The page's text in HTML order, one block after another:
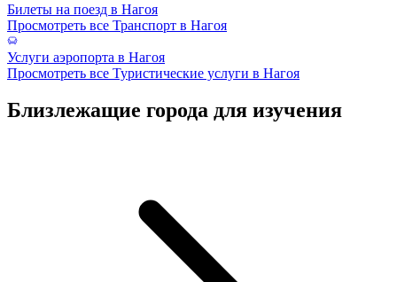
Билеты на поезд в Нагоя
Просмотреть все Транспорт в Нагоя
Услуги аэропорта в Нагоя
Просмотреть все Туристические услуги в Нагоя
Близлежащие города для изучения